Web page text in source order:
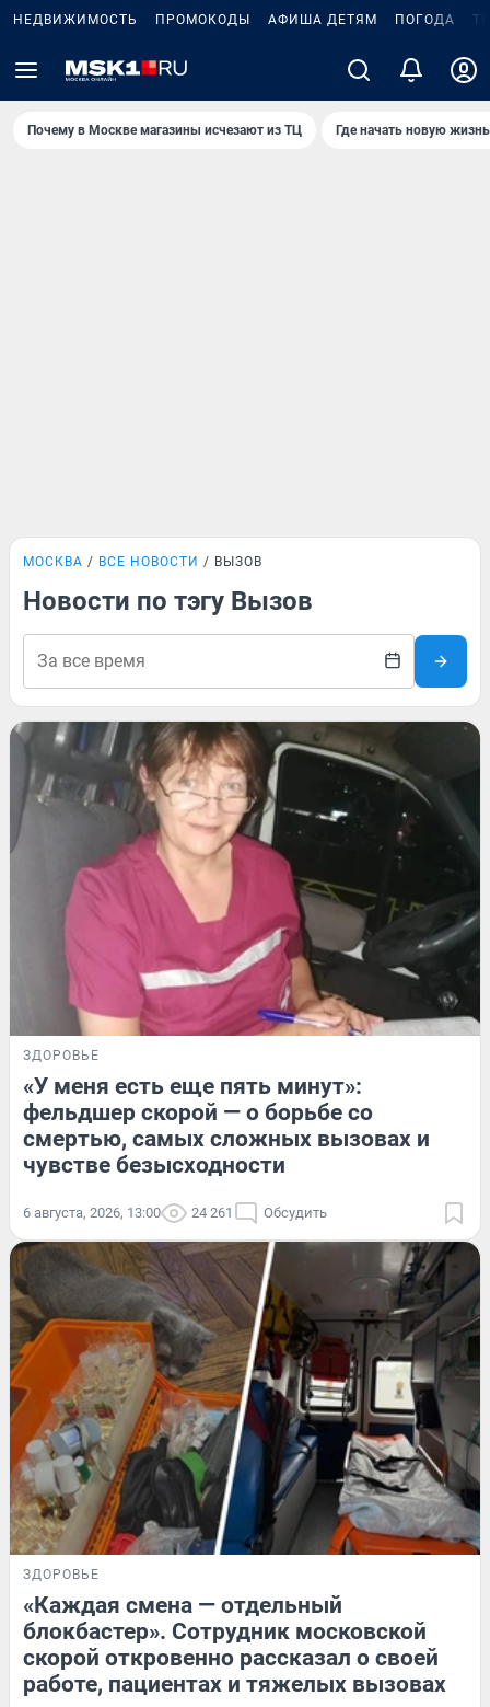
НЕДВИЖИМОСТЬ ПРОМОКОДЫ АФИША ДЕТЯМ ПОГОДА
Почему в Москве магазины исчезают из ТЦ Где начать новую
МОСКВА ВСЕ НОВОСТИ ВЫЗОВ
Новости по тэгу Вызов
ЗДОРОВЬЕ
«У меня есть еще пять минут»:
фельдшер скорой — о борьбе со
смертью, самых сложных вызовах и
чувстве безысходности
6 августа, 2026, 13:00 24 261 Обсудить
ЗДОРОВЬЕ
«Каждая смена — отдельный
блокбастер». Сотрудник московской
скорой откровенно рассказал о своей
работе, пациентах и тяжелых вызовах